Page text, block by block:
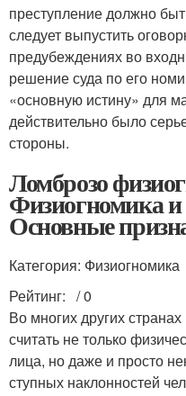
преступление должно
следует выпустить
предубеждениях во
решение суда по его
«основную истину» для
действительно было
стороны.
Ломброзо
Физиогномика и
Основные
Категория: Физиогномика
Рейтинг: / 0
Во многих других
считать не только
лица, но даже и просто
ступных наклонностей